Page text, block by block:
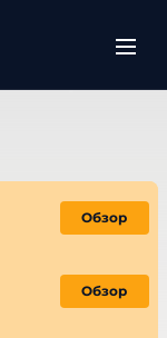
Обзор
Обзор